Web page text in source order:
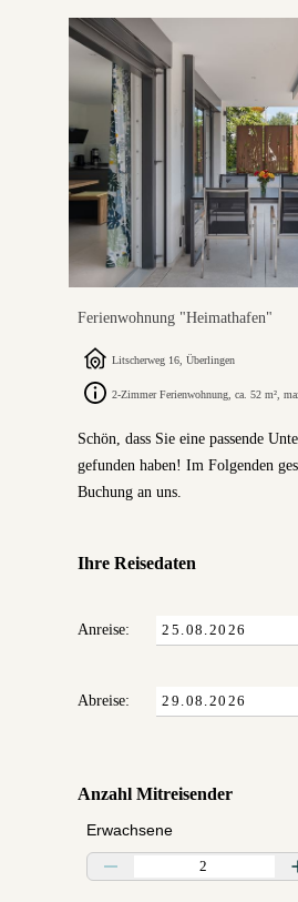
Ferienwohnung "Heimathafen"
Litscherweg 16, Überlingen
2-Zimmer Ferienwohnung, ca. 52 m²,
Schön, dass Sie eine passende
gefunden haben! Im Folgenden
Buchung an uns.
Ihre Reisedaten
Anreise:
Abreise:
Anzahl Mitreisender
Erwachsene